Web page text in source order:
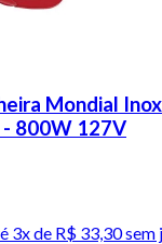
Mondial
800W 127V
3x de R$ 33,30 sem